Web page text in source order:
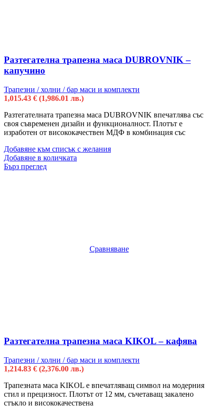
Разтегателна трапезна маса DUBROVNIK –
капучино
Трапезни / холни / бар маси и комплекти
1,015.43 € (1,986.01 лв.)
Разтегателната трапезна маса DUBROVNIK впечатлява със
своя съвременен дизайн и функционалност. Плотът е
изработен от висококачествен МДФ в комбинация със
Добавяне към списък с желания
Добавяне в количката
Бърз преглед
Сравняване
Разтегателна трапезна маса KIKOL – кафява
Трапезни / холни / бар маси и комплекти
1,214.83 € (2,376.00 лв.)
Трапезната маса KIKOL е впечатляващ символ на модерния
стил и прецизност. Плотът от 12 мм, съчетаващ закалено
стъкло и висококачествена